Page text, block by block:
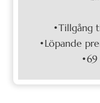
•Tillgång
•Löpande